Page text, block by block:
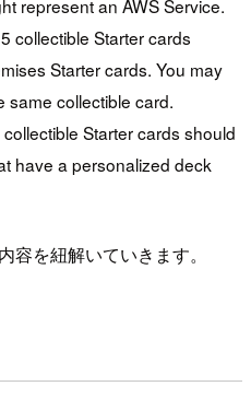
represent an AWS Service.
collectible Starter cards
Starter cards. You may
same collectible card.
Starter cards should
have a personalized deck
容を紐解いていきます。